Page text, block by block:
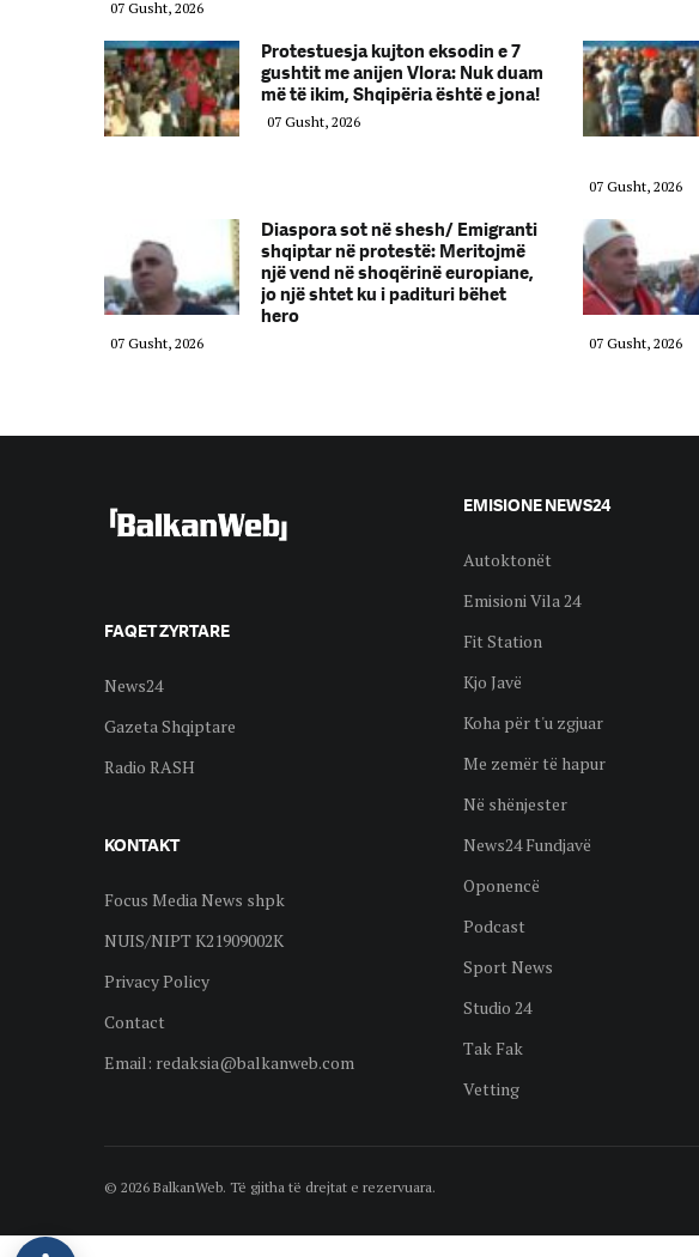
07 Gusht, 2026
Protestuesja kujton eksodin e 7
gushtit me anijen Vlora: Nuk duam
më të ikim, Shqipëria është e jona!
07 Gusht, 2026
07 Gusht, 2026
Diaspora sot në shesh/ Emigranti
shqiptar në protestë: Meritojmë
një vend në shoqërinë europiane,
jo një shtet ku i padituri bëhet
hero
07 Gusht, 2026 07 Gusht, 2026
FAQET ZYRTARE
News24
Gazeta Shqiptare
Radio RASH
KONTAKT
Focus Media News shpk
NUIS/NIPT K21909002K
Privacy Policy
Contact
Email: redaksia@balkanweb.com
EMISIONE NEWS24
Autoktonët
Emisioni Vila 24
Fit Station
Kjo Javë
Koha për t'u zgjuar
Me zemër të hapur
Në shënjester
News24 Fundjavë
Oponencë
Podcast
Sport News
Studio 24
Tak Fak
Vetting
© 2026 BalkanWeb. Të gjitha të drejtat e rezervuara.